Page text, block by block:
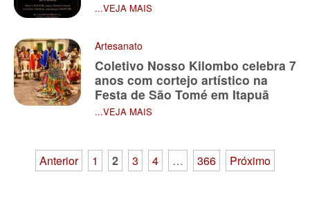
...VEJA MAIS
Artesanato
Coletivo Nosso Kilombo celebra 7
anos com cortejo artístico na
Festa de São Tomé em Itapuã
...VEJA MAIS
Paginação
Anterior 1 2 3 4 … 366 Próximo